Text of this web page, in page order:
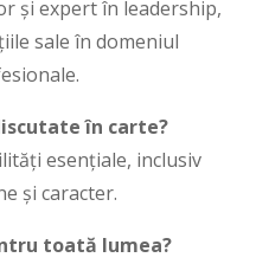
și expert în leadership,
sale în domeniul
în carte?
esențiale, inclusiv
și caracter.
toată lumea?